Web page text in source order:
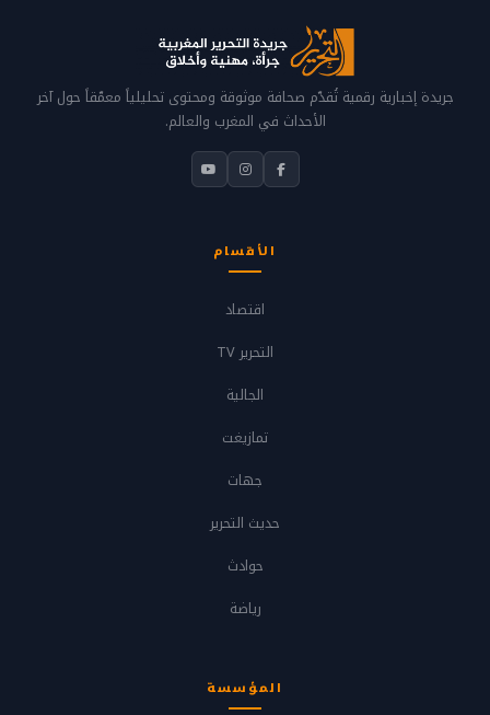
جريدة إخبارية رقمية تُقدّم صحافة موثوقة ومحتوى تحليلياً معمّقاً حول آخر
الأحداث في المغرب والعالم.
الأقسام
اقتصاد
التحرير TV
الجالية
تمازيغت
جهات
حديث التحرير
حوادث
رياضة
المؤسسة